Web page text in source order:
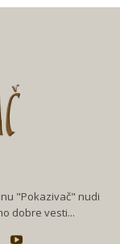
"Pokazivač" nudi
dobre vesti...